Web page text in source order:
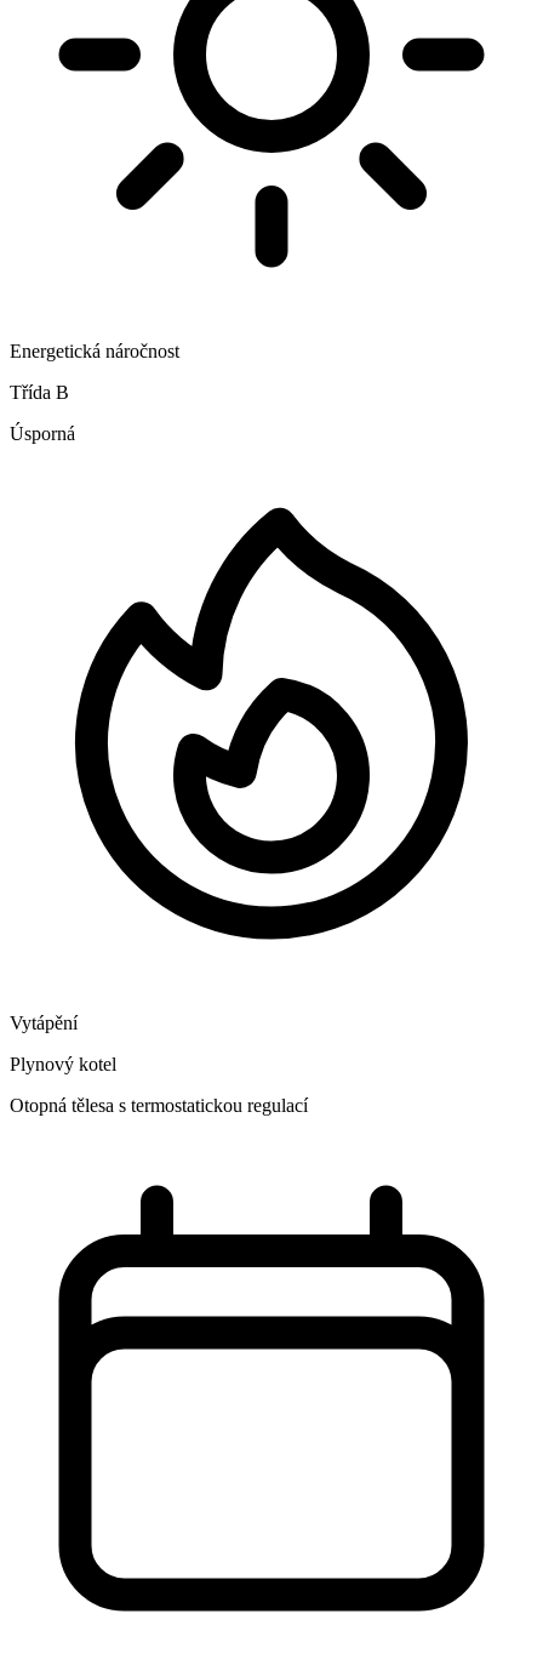
Energetická náročnost
Třída B
Úsporná
Vytápění
Plynový kotel
Otopná tělesa s termostatickou regulací